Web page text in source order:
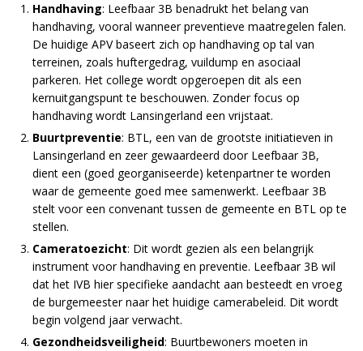
Handhaving: Leefbaar 3B benadrukt het belang van
handhaving, vooral wanneer preventieve maatregelen falen.
De huidige APV baseert zich op handhaving op tal van
terreinen, zoals huftergedrag, vuildump en asociaal
parkeren. Het college wordt opgeroepen dit als een
kernuitgangspunt te beschouwen. Zonder focus op
handhaving wordt Lansingerland een vrijstaat.
Buurtpreventie: BTL, een van de grootste initiatieven in
Lansingerland en zeer gewaardeerd door Leefbaar 3B,
dient een (goed georganiseerde) ketenpartner te worden
waar de gemeente goed mee samenwerkt. Leefbaar 3B
stelt voor een convenant tussen de gemeente en BTL op te
stellen.
Cameratoezicht: Dit wordt gezien als een belangrijk
instrument voor handhaving en preventie. Leefbaar 3B wil
dat het IVB hier specifieke aandacht aan besteedt en vroeg
de burgemeester naar het huidige camerabeleid. Dit wordt
begin volgend jaar verwacht.
Gezondheidsveiligheid: Buurtbewoners moeten in